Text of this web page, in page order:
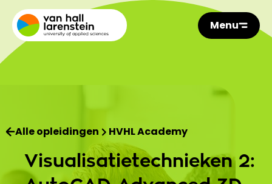
Menu
Alle opleidingen HVHL Academy
Visualisatietechnieken 2: